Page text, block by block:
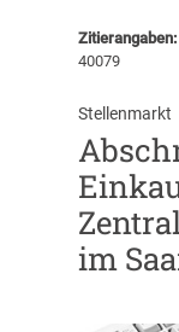
Zitierangaben:
40079
Stellenmarkt
im